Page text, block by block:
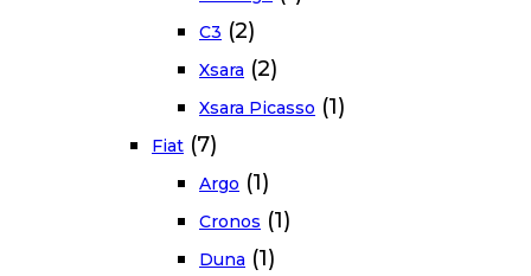
C3 (2)
Xsara (2)
Xsara Picasso (1)
Fiat (7)
Argo (1)
Cronos (1)
Duna (1)